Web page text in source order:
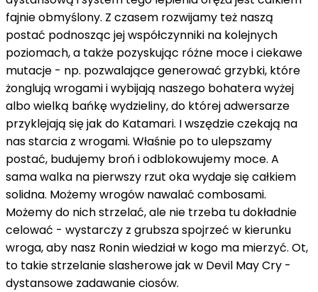
fajnie obmyślony. Z czasem rozwijamy też naszą
postać podnosząc jej współczynniki na kolejnych
poziomach, a także pozyskując różne moce i ciekawe
mutacje - np. pozwalające generować grzybki, które
żonglują wrogami i wybijają naszego bohatera wyżej
albo wielką bańkę wydzieliny, do której adwersarze
przyklejają się jak do Katamari. I wszędzie czekają na
nas starcia z wrogami. Właśnie po to ulepszamy
postać, budujemy broń i odblokowujemy moce. A
sama walka na pierwszy rzut oka wydaje się całkiem
solidna. Możemy wrogów nawalać combosami.
Możemy do nich strzelać, ale nie trzeba tu dokładnie
celować - wystarczy z grubsza spojrzeć w kierunku
wroga, aby nasz Ronin wiedział w kogo ma mierzyć. Ot,
to takie strzelanie slasherowe jak w Devil May Cry -
dystansowe zadawanie ciosów.